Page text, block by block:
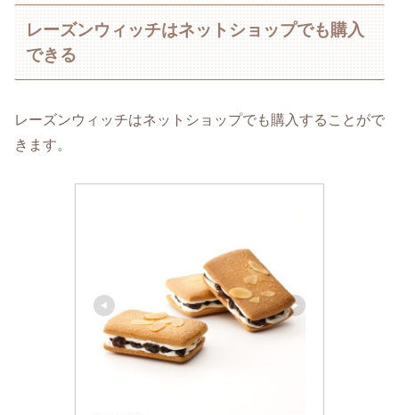
レーズンウィッチはネットショップでも購入
できる
レーズンウィッチはネットショップでも購入することがで
きます。